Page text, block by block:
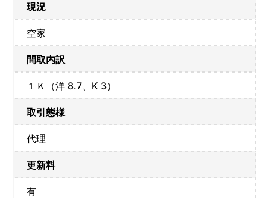
現況
空家
間取内訳
１Ｋ（洋 8.7、K 3）
取引態様
代理
更新料
有